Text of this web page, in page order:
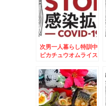
次男一人暮らし特訓中
ピカチュウオムライス